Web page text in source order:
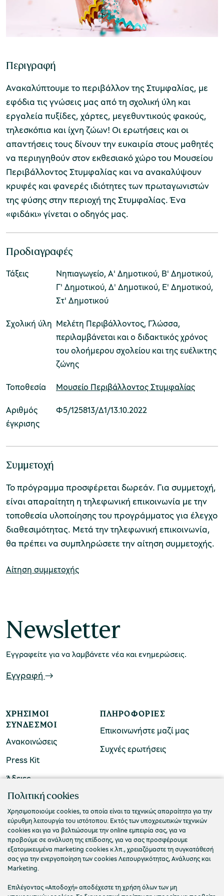
Μουσείο Ελιάς και Ελληνικού Λαδιού
Μουσείο Βιομηχανικής Ελαιουργίας
Λέσβου
Μουσείο Πλινθοκεραμοποιίας N. & Σ.
Τσαλαπάτα
Μουσείο Περιβάλλοντος Στυμφαλίας
Μουσείο Αργυροτεχνίας
ομάδες
προγράμματα
εισιτήρια
εισιτηρίων
Περιγραφή
Ανακαλύπτουμε το περιβάλλον της Στυμφαλίας, με
εφόδια τις γνώσεις μας από τη σχολική ύλη και
εργαλεία πυξίδες, χάρτες, μεγεθυντικούς φακούς,
τηλεσκόπια και ίχνη ζώων! Οι ερωτήσεις και οι
απαντήσεις τους δίνουν την ευκαιρία στους μαθητές
να περιηγηθούν στον εκθεσιακό χώρο του Μουσείου
Περιβάλλοντος Στυμφαλίας και να ανακαλύψουν
κρυφές και φανερές ιδιότητες των πρωταγωνιστών
της φύσης στην περιοχή της Στυμφαλίας. Ένα
«φιδάκι» γίνεται ο οδηγός μας.
Προδιαγραφές
Τάξεις
Νηπιαγωγείο, Α' Δημοτικού, Β' Δημοτικού,
Γ' Δημοτικού, Δ' Δημοτικού, Ε' Δημοτικού,
Στ' Δημοτικού
Σχολική ύλη Μελέτη Περιβάλλοντος, Γλώσσα,
περιλαμβάνεται και ο διδακτικός χρόνος
του ολοήμερου σχολείου και της ευέλικτης
ζώνης
Τοποθεσία
Μουσείο Περιβάλλοντος Στυμφαλίας
Αριθμός
έγκρισης
Φ5/125813/Δ1/13.10.2022
Συμμετοχή
Το πρόγραμμα προσφέρεται δωρεάν. Για συμμετοχή,
είναι απαραίτητη η τηλεφωνική επικοινωνία με την
τοποθεσία υλοποίησης του προγράμματος για έλεγχο
διαθεσιμότητας. Μετά την τηλεφωνική επικοινωνία,
θα πρέπει να συμπληρώσετε την αίτηση συμμετοχής.
Αίτηση συμμετοχής
Newsletter
Εγγραφείτε για να λαμβάνετε νέα και ενημερώσεις.
Εγγραφή
ΧΡΉΣΙΜΟΙ
ΣΎΝΔΕΣΜΟΙ
Ανακοινώσεις
Press Kit
Άδειες
ΠΛΗΡΟΦΟΡΊΕΣ
Επικοινωνήστε μαζί μας
Συχνές ερωτήσεις
ΠΟΛΙΤΙΣΤΙΚΟ ΙΔΡΥΜΑ ΟΜΙΛΟΥ ΠΕΙΡΑΙΩΣ
Τ. 210 3256922
Ε. info@piop.gr
ΣΥΝΔΕΘΕΙΤΕ ΜΑΖΙ ΜΑΣ
Πολιτική cookies
Χρησιμοποιούμε cookies, τα οποία είναι τα τεχνικώς απαραίτητα για την
εύρυθμη λειτουργία του ιστότοπου. Εκτός των υποχρεωτικών τεχνικών
cookies και για να βελτιώσουμε την online εμπειρία σας, για να
προβούμε σε ανάλυση της επίδοσης, για να σας προσφέρουμε
εξατομικευμένα marketing cookies κ.λπ., χρειαζόμαστε τη συγκατάθεσή
σας για την ενεργοποίηση των cookies Λειτουργικότητας, Ανάλυσης και
Marketing.
Επιλέγοντας «Αποδοχή» αποδέχεστε τη χρήση όλων των μη